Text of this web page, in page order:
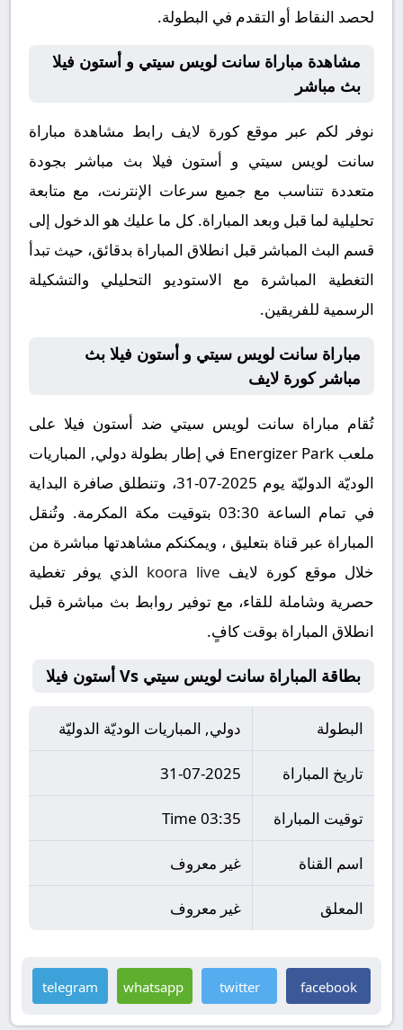
لحصد النقاط أو التقدم في البطولة.
مشاهدة مباراة سانت لويس سيتي و أستون فيلا
بث مباشر
نوفر لكم عبر موقع كورة لايف رابط مشاهدة مباراة
سانت لويس سيتي و أستون فيلا بث مباشر بجودة
متعددة تتناسب مع جميع سرعات الإنترنت، مع متابعة
تحليلية لما قبل وبعد المباراة. كل ما عليك هو الدخول إلى
قسم البث المباشر قبل انطلاق المباراة بدقائق، حيث تبدأ
التغطية المباشرة مع الاستوديو التحليلي والتشكيلة
الرسمية للفريقين.
مباراة سانت لويس سيتي و أستون فيلا بث
مباشر كورة لايف
تُقام مباراة سانت لويس سيتي ضد أستون فيلا على
ملعب Energizer Park في إطار بطولة دولي, المباريات
الوديّة الدوليّة يوم 2025-07-31، وتنطلق صافرة البداية
في تمام الساعة 03:30 بتوقيت مكة المكرمة. وتُنقل
المباراة عبر قناة بتعليق ، ويمكنكم مشاهدتها مباشرة من
خلال موقع كورة لايف koora live الذي يوفر تغطية
حصرية وشاملة للقاء، مع توفير روابط بث مباشرة قبل
انطلاق المباراة بوقت كافٍ.
بطاقة المباراة سانت لويس سيتي Vs أستون فيلا
البطولة دولي, المباريات الوديّة الدوليّة
تاريخ المباراة 31-07-2025
توقيت المباراة 03:35 Time
اسم القناة غير معروف
المعلق غير معروف
facebook
twitter
whatsapp
telegram